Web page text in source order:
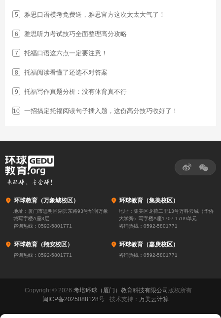
5 雅思口语模考免费送，雅思官方这次太太大气了！
6 雅思听力考试技巧全面整理高分攻略
7 托福口语这六点一定要注意！
8 托福阅读看懂了还选不对答案
9 托福写作真题分析：没有体育真不行
10 一招搞定托福阅读句子插入题，这份高分技巧收好了！
 环球教育（万象城校区）
地址：厦门市思明区湖滨东路93号华润万象
城写字楼A座3层
咨询热线： 0592-5801771
 环球教育（集美校区）
地址：集美区龙荷二里13号万科云城（华侨
大学旁）写字楼A座1707-1709单元
咨询热线： 0592-5801771
 环球教育（翔安校区）
咨询热线： 0592-5801771
 环球教育（嘉庚校区）
咨询热线： 0592-5801771
 
Copyright © 2026 考培环球（厦门）教育科技有限公司 版权所有
闽ICP备2025088128号
技术支持： 万美云计算